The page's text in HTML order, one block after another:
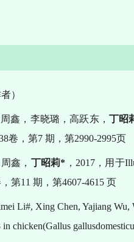
）
鑫，李晓璐，高跃东，丁昭
卷，第7 期，第2990-2995页
鑫， 丁昭莉* ， 2017，用于
第11 期，第4607-4615 页
Li#, Xing Chen, Yajiang Wu,
chicken(Gallus